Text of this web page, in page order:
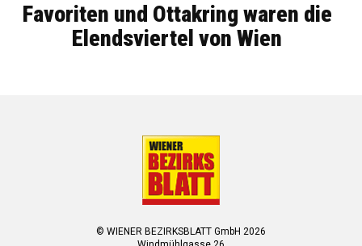
Favoriten und Ottakring waren die
Elendsviertel von Wien
© WIENER BEZIRKSBLATT GmbH 2026